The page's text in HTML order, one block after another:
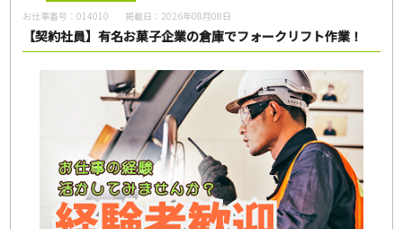
お仕事番号：014010 掲載日： 2026年08月08日
【契約社員】有名お菓子企業の倉庫でフォークリフト作業！